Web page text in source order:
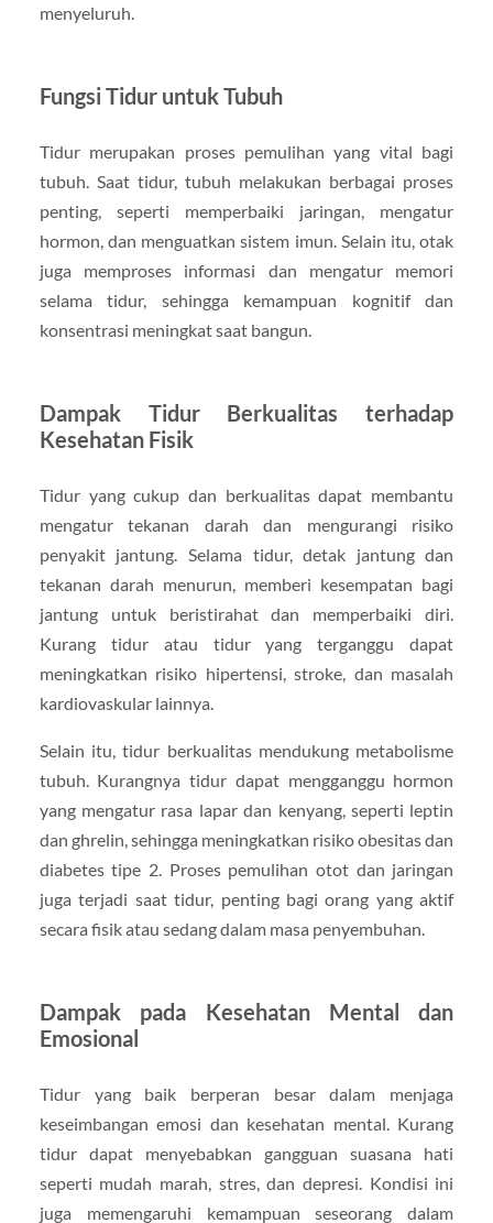
menyeluruh.
Fungsi Tidur untuk Tubuh
Tidur merupakan proses pemulihan yang vital bagi
tubuh. Saat tidur, tubuh melakukan berbagai proses
penting, seperti memperbaiki jaringan, mengatur
hormon, dan menguatkan sistem imun. Selain itu, otak
juga memproses informasi dan mengatur memori
selama tidur, sehingga kemampuan kognitif dan
konsentrasi meningkat saat bangun.
Dampak Tidur Berkualitas terhadap
Kesehatan Fisik
Tidur yang cukup dan berkualitas dapat membantu
mengatur tekanan darah dan mengurangi risiko
penyakit jantung. Selama tidur, detak jantung dan
tekanan darah menurun, memberi kesempatan bagi
jantung untuk beristirahat dan memperbaiki diri.
Kurang tidur atau tidur yang terganggu dapat
meningkatkan risiko hipertensi, stroke, dan masalah
kardiovaskular lainnya.
Selain itu, tidur berkualitas mendukung metabolisme
tubuh. Kurangnya tidur dapat mengganggu hormon
yang mengatur rasa lapar dan kenyang, seperti leptin
dan ghrelin, sehingga meningkatkan risiko obesitas dan
diabetes tipe 2. Proses pemulihan otot dan jaringan
juga terjadi saat tidur, penting bagi orang yang aktif
secara fisik atau sedang dalam masa penyembuhan.
Dampak pada Kesehatan Mental dan
Emosional
Tidur yang baik berperan besar dalam menjaga
keseimbangan emosi dan kesehatan mental. Kurang
tidur dapat menyebabkan gangguan suasana hati
seperti mudah marah, stres, dan depresi. Kondisi ini
juga memengaruhi kemampuan seseorang dalam